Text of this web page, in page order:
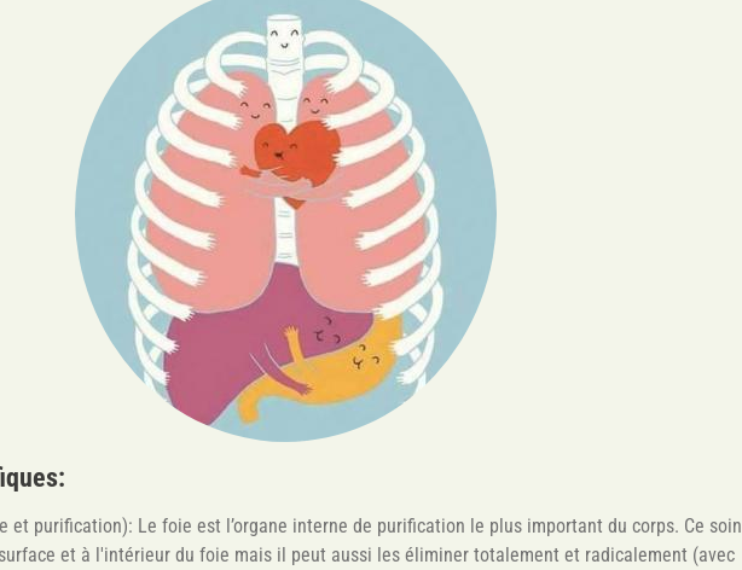
et purification): Le foie est l’organe interne de purification le plus important du corps. Ce soin
et à l'intérieur du foie mais il peut aussi les éliminer totalement et radicalement (avec